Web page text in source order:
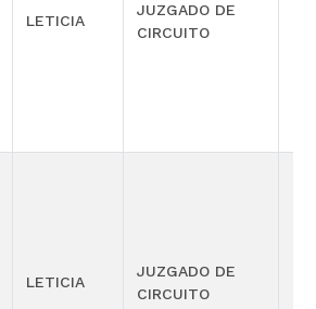
LETICIA
JUZGADO DE
CIRCUITO
LETICIA
JUZGADO DE
CIRCUITO